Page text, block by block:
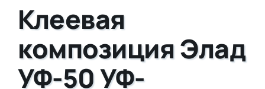
Клеевая
композиция Элад
УФ-50 УФ-